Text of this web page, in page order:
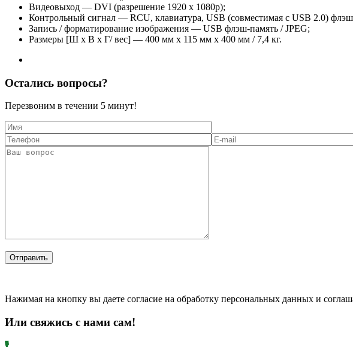
Видеовыход — DVI (разрешение 1920 x 1080p);
Контрольный сигнал — RCU, клавиатура, USB (совместимая с USB 2.0)
Запись / форматирование изображения — USB флэш-память / JPEG;
Размеры [Ш x В x Г/ вес] — 400 мм х 115 мм х 400 мм / 7,4 кг.
Остались вопросы?
Перезвоним в течении 5 минут!
Нажимая на кнопку вы даете согласие на обработку персональных данных и
Или свяжись с нами сам!